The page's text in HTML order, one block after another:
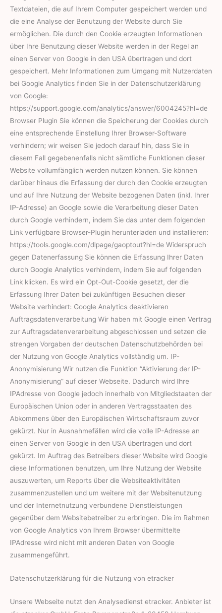
Textdateien, die auf Ihrem Computer gespeichert werden und
die eine Analyse der Benutzung der Website durch Sie
ermöglichen. Die durch den Cookie erzeugten Informationen
über Ihre Benutzung dieser Website werden in der Regel an
einen Server von Google in den USA übertragen und dort
gespeichert. Mehr Informationen zum Umgang mit Nutzerdaten
bei Google Analytics finden Sie in der Datenschutzerklärung
von Google:
https://support.google.com/analytics/answer/6004245?hl=de
Browser Plugin Sie können die Speicherung der Cookies durch
eine entsprechende Einstellung Ihrer Browser-Software
verhindern; wir weisen Sie jedoch darauf hin, dass Sie in
diesem Fall gegebenenfalls nicht sämtliche Funktionen dieser
Website vollumfänglich werden nutzen können. Sie können
darüber hinaus die Erfassung der durch den Cookie erzeugten
und auf Ihre Nutzung der Website bezogenen Daten (inkl. Ihrer
IP-Adresse) an Google sowie die Verarbeitung dieser Daten
durch Google verhindern, indem Sie das unter dem folgenden
Link verfügbare Browser-Plugin herunterladen und installieren:
https://tools.google.com/dlpage/gaoptout?hl=de Widerspruch
gegen Datenerfassung Sie können die Erfassung Ihrer Daten
durch Google Analytics verhindern, indem Sie auf folgenden
Link klicken. Es wird ein Opt-Out-Cookie gesetzt, der die
Erfassung Ihrer Daten bei zukünftigen Besuchen dieser
Website verhindert: Google Analytics deaktivieren
Auftragsdatenverarbeitung Wir haben mit Google einen Vertrag
zur Auftragsdatenverarbeitung abgeschlossen und setzen die
strengen Vorgaben der deutschen Datenschutzbehörden bei
der Nutzung von Google Analytics vollständig um. IP-
Anonymisierung Wir nutzen die Funktion “Aktivierung der IP-
Anonymisierung” auf dieser Webseite. Dadurch wird Ihre
IPAdresse von Google jedoch innerhalb von Mitgliedstaaten der
Europäischen Union oder in anderen Vertragsstaaten des
Abkommens über den Europäischen Wirtschaftsraum zuvor
gekürzt. Nur in Ausnahmefällen wird die volle IP-Adresse an
einen Server von Google in den USA übertragen und dort
gekürzt. Im Auftrag des Betreibers dieser Website wird Google
diese Informationen benutzen, um Ihre Nutzung der Website
auszuwerten, um Reports über die Websiteaktivitäten
zusammenzustellen und um weitere mit der Websitenutzung
und der Internetnutzung verbundene Dienstleistungen
gegenüber dem Websitebetreiber zu erbringen. Die im Rahmen
von Google Analytics von Ihrem Browser übermittelte
IPAdresse wird nicht mit anderen Daten von Google
zusammengeführt.
Datenschutzerklärung für die Nutzung von etracker
Unsere Webseite nutzt den Analysedienst etracker. Anbieter ist